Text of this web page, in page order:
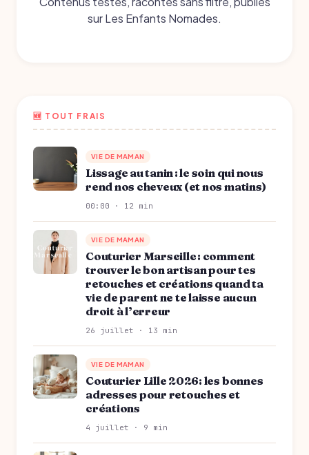
sur Les Enfants Nomades.
🆕 TOUT FRAIS
VIE DE MAMAN
Lissage au tanin : le soin qui nous
rend nos cheveux (et nos matins)
00:00 · 12 min
VIE DE MAMAN
Couturier Marseille : comment
trouver le bon artisan pour tes
retouches et créations quand ta
vie de parent ne te laisse aucun
droit à l’erreur
26 juillet · 13 min
VIE DE MAMAN
Couturier Lille 2026: les bonnes
adresses pour retouches et
créations
4 juillet · 9 min